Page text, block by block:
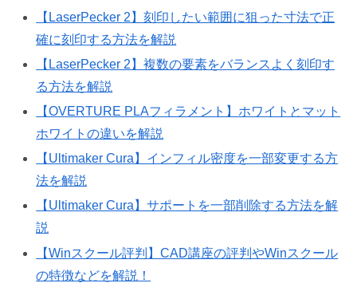
【LaserPecker 2】刻印したい範囲に狙った寸法で正
確に刻印する方法を解説
【LaserPecker 2】複数の要素をバランスよく刻印す
る方法を解説
【OVERTURE PLAフィラメント】ホワイトとマット
ホワイトの違いを解説
【Ultimaker Cura】インフィル密度を一部変更する方
法を解説
【Ultimaker Cura】サポートを一部削除する方法を解
説
【Winスクール評判】CAD講座の評判やWinスクール
の特徴などを解説！